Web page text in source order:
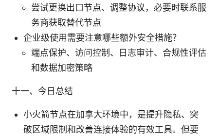
尝试更换出口节点、调整协议，必要时联系服
务商获取替代节点
企业级使用需要注意哪些额外安全措施？
端点保护、访问控制、日志审计、合规性评估
和数据加密策略
十一、今日总结
小火箭节点在加拿大环境中，是提升隐私、突
破区域限制和改善连接体验的有效工具。但要